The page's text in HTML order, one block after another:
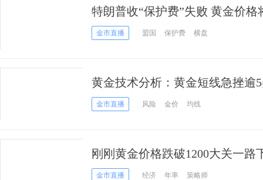
特朗普收“保护费”失败 黄金价格
金市直播 盟国 保护费 横盘
黄金技术分析：黄金短线急挫逾
金价有望续跌
金市直播 风险 金价 均线
刚刚黄金价格跌破1200大关一路
分歧明显
金市直播 经济 年率 策略师